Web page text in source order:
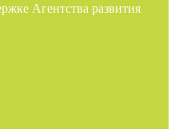
Агентства развития